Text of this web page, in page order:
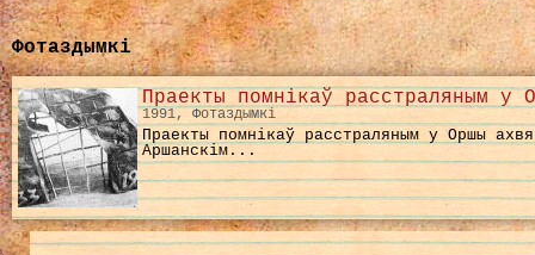
Фотаздымкі
Праекты помнікаў расстраляным у
1991, Фотаздымкі
Праекты помнікаў расстраляным у Оршы
Аршанскім...